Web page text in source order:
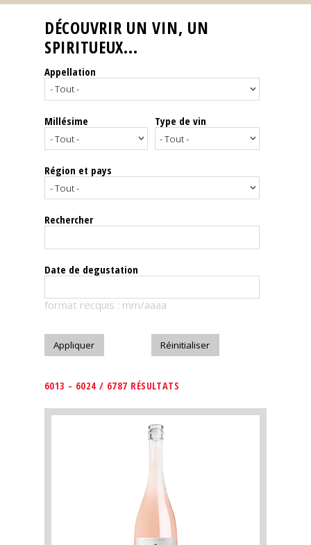
Reportages
Nos
Spiritueux
Notes
dégustation
Le
magazine
Télécharger
DÉCOUVRIR UN VIN, UN
SPIRITUEUX...
Appellation
Millésime Type de vin
Région et pays
Rechercher
Date de degustation
format recquis : mm/aaaa
6013 - 6024 / 6787 RÉSULTATS